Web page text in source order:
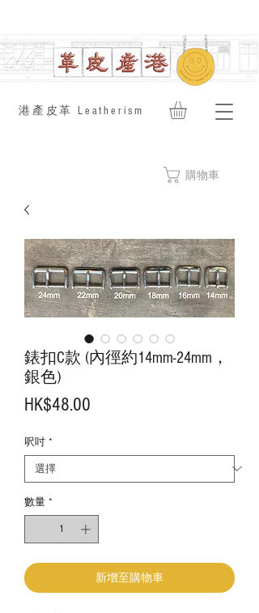
​港產皮革 Leatherism
購物車
錶扣C款 (內徑約14mm-24mm，
銀色)
HK$48.00
呎吋 *
數量 *
新增至購物車